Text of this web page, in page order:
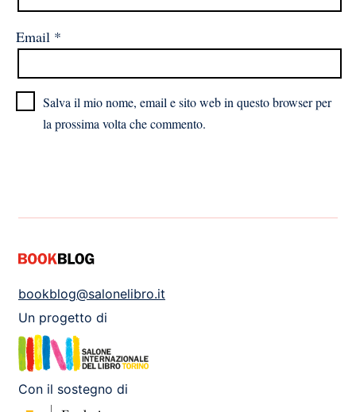
Email *
Salva il mio nome, email e sito web in questo browser per
la prossima volta che commento.
bookblog@salonelibro.it
Un progetto di
Con il sostegno di